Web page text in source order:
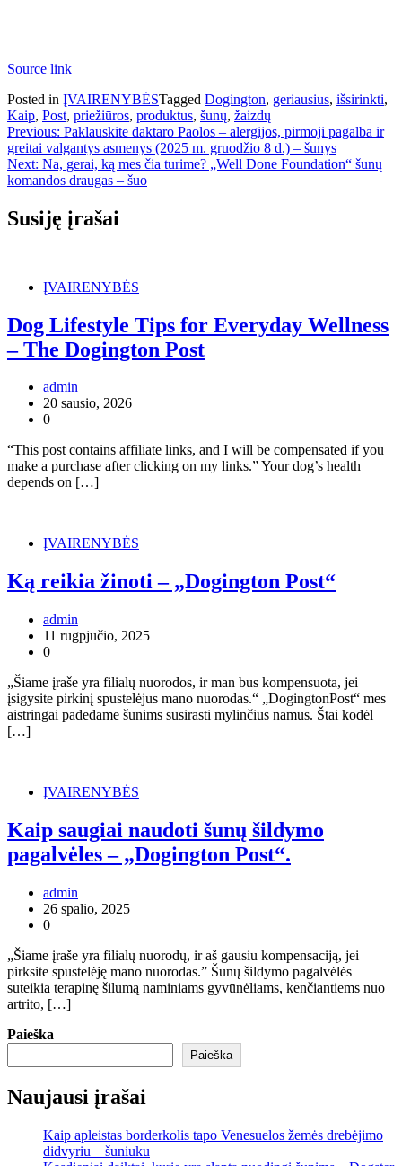
Source link
Posted in ĮVAIRENYBĖSTagged Dogington, geriausius, išsirinkti,
Kaip, Post, priežiūros, produktus, šunų, žaizdų
Navigacija
tarp
įrašų
Previous: Paklauskite daktaro Paolos – alergijos, pirmoji pagalba ir
greitai valgantys asmenys (2025 m. gruodžio 8 d.) – šunys
Next: Na, gerai, ką mes čia turime? „Well Done Foundation“ šunų
komandos draugas – šuo
Susiję įrašai
ĮVAIRENYBĖS
Dog Lifestyle Tips for Everyday Wellness
– The Dogington Post
admin
20 sausio, 2026
0
“This post contains affiliate links, and I will be compensated if you
make a purchase after clicking on my links.” Your dog’s health
depends on […]
ĮVAIRENYBĖS
Ką reikia žinoti – „Dogington Post“
admin
11 rugpjūčio, 2025
0
„Šiame įraše yra filialų nuorodos, ir man bus kompensuota, jei
įsigysite pirkinį spustelėjus mano nuorodas.“ „DogingtonPost“ mes
aistringai padedame šunims susirasti mylinčius namus. Štai kodėl
[…]
ĮVAIRENYBĖS
Kaip saugiai naudoti šunų šildymo
pagalvėles – „Dogington Post“.
admin
26 spalio, 2025
0
„Šiame įraše yra filialų nuorodų, ir aš gausiu kompensaciją, jei
pirksite spustelėję mano nuorodas.” Šunų šildymo pagalvėlės
suteikia terapinę šilumą naminiams gyvūnėliams, kenčiantiems nuo
artrito, […]
Paieška
Paieška
Naujausi įrašai
Kaip apleistas borderkolis tapo Venesuelos žemės drebėjimo
didvyriu – šuniuku